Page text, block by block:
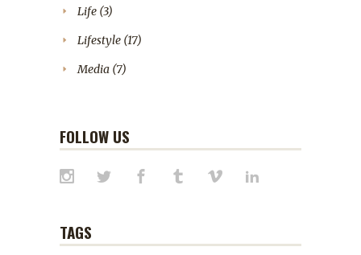
Life (3)
Lifestyle (17)
Media (7)
FOLLOW US
TAGS